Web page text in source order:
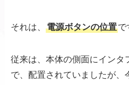
それは、電源ボタンの位置で
従来は、本体の側面にインタ
で、配置されていましたが、